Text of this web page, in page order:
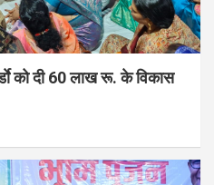
को दी 60 लाख रू. के विकास